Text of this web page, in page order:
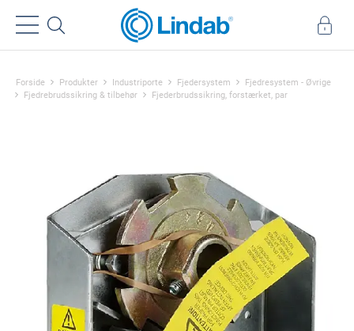
Forside Produkter Industriporte Fjedersystem
Fjedresystem - Øvrige
Fjedrebrudssikring & tilbehør
Fjederbrudssikring, forstærket, par